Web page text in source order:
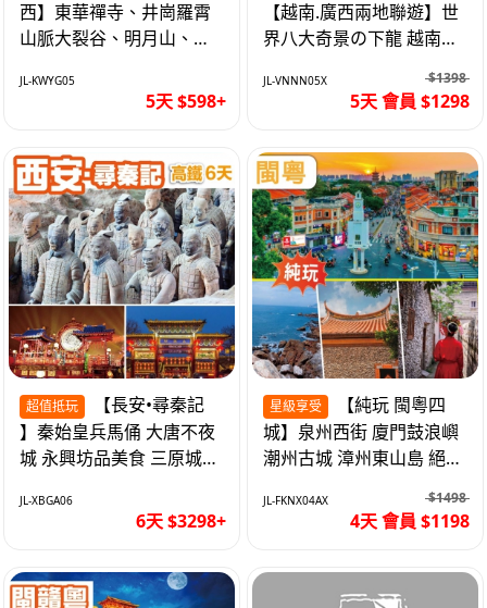
西】東華禪寺、井崗羅霄
山脈大裂谷、明月山、仙
JL-KWYG05
5天 $598+
【越南.廣西兩地聯遊】世
界八大奇景の下龍 越南首
車5天
JL-VNNN05X $1398
5天 會員 $1298
超值抵玩
】秦始皇兵馬俑 大唐不夜
城 永興坊品美食 三原城隍
JL-XBGA06
6天 $3298+
星級享受
城】泉州西街 廈門鼓浪嶼
潮州古城 漳州東山島 絕無
JL-FKNX04AX $1498
4天 會員 $1198